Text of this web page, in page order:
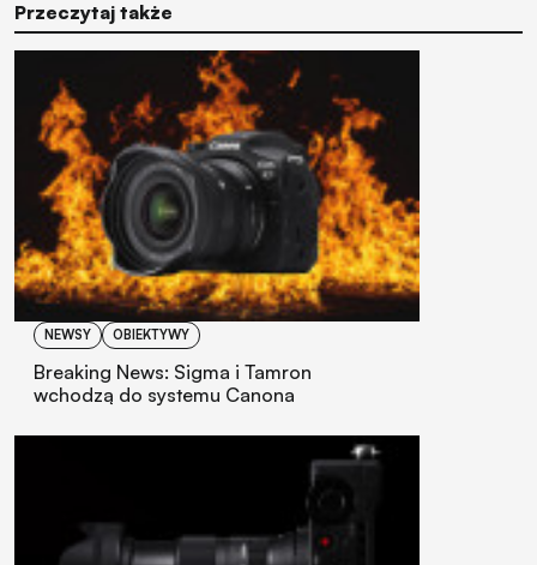
Przeczytaj także
NEWSY OBIEKTYWY
Breaking News: Sigma i Tamron
wchodzą do systemu Canona